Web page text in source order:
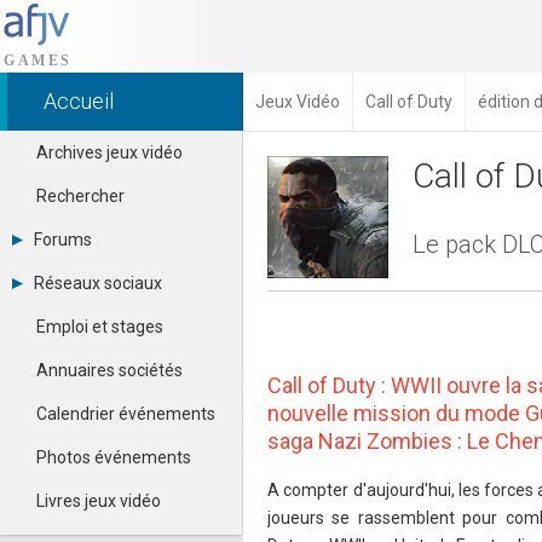
Accueil Jeux Vidéo Call of Duty édition
Archives jeux vidéo
Rechercher
Forums
Tous les forums
Se connecter
Contacter un modérateur
Réseaux sociaux
Dailymotion
Facebook
Google+
Pinterest
Youtube
Emploi et stages
Annuaires sociétés
Calendrier événements
Photos événements
Livres jeux vidéo
Call of
Le pack
Call of Duty : WWII ouvre
nouvelle mission du mode
saga Nazi Zombies : Le
A compter d'aujourd'hui, les forces
joueurs se rassemblent pour